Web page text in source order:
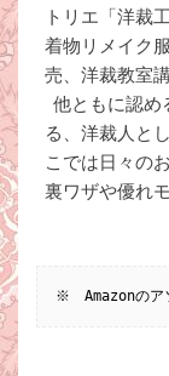
トリエ「洋裁
着物リメイク
売、洋裁教室
他ともに認め
る、洋裁人と
こでは日々の
裏ワザや優れ
※　Amazonのア